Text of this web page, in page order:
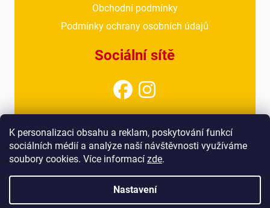
K personalizaci obsahu a reklam, poskytování funkcí
sociálních médií a analýze naší návštěvnosti využíváme
soubory cookies. Více informací zde.
Nastavení
Obchodní podmínky
Podmínky ochrany osobních údajů
Sociální sítě
info@drubezarnahoresovice.cz
Vytvořil Shoptet